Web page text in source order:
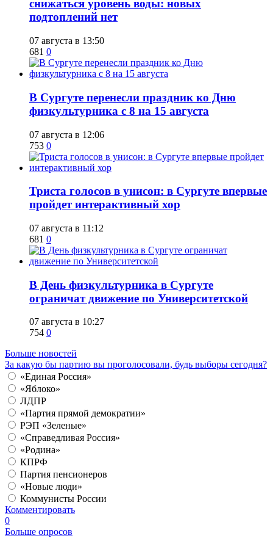
снижаться уровень воды: новых
подтоплений нет
07 августа в 13:50
681 0
​В Сургуте перенесли праздник ко Дню
физкультурника с 8 на 15 августа
07 августа в 12:06
753 0
​Триста голосов в унисон: в Сургуте впервые
пройдет интерактивный хор
07 августа в 11:12
681 0
​В День физкультурника в Сургуте
ограничат движение по Университетской
07 августа в 10:27
754 0
Больше новостей
За какую бы партию вы проголосовали, будь выборы сегодня?
«Единая Россия»
«Яблоко»
ЛДПР
«Партия прямой демократии»
РЭП «Зеленые»
«Справедливая Россия»
«Родина»
КПРФ
Партия пенсионеров
«Новые люди»
Коммунисты России
Комментировать
0
Больше опросов